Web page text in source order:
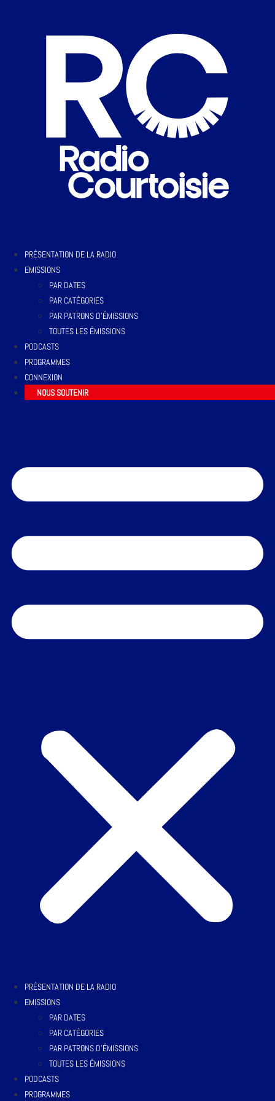
PRÉSENTATION DE LA RADIO
EMISSIONS
PAR DATES
PAR CATÉGORIES
PAR PATRONS D’ÉMISSIONS
TOUTES LES ÉMISSIONS
PODCASTS
PROGRAMMES
CONNEXION
NOUS SOUTENIR
PRÉSENTATION DE LA RADIO
EMISSIONS
PAR DATES
PAR CATÉGORIES
PAR PATRONS D’ÉMISSIONS
TOUTES LES ÉMISSIONS
PODCASTS
PROGRAMMES